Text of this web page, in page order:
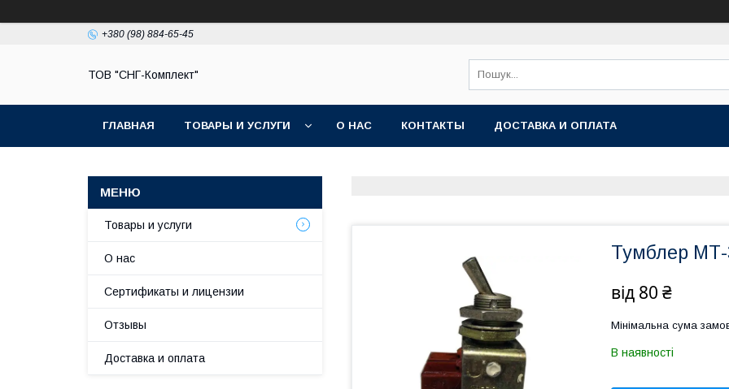
+380 (98) 884-65-45
ТОВ "СНГ-Комплект"
ГЛАВНАЯ ТОВАРЫ И УСЛУГИ О НАС КОНТАКТЫ ДОСТАВКА И ОПЛАТА
Тумблер МТ-
від 80 ₴
Мінімальна сума
В наявності
Товары и услуги
О нас
Сертификаты и лицензии
Отзывы
Доставка и оплата